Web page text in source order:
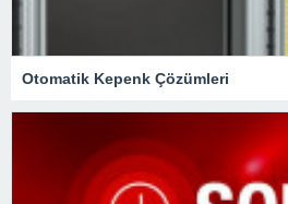
Otomatik Kepenk Çözümleri